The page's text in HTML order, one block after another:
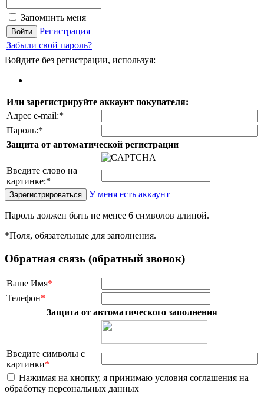
Запомнить меня
Регистрация
Забыли свой пароль?
Войдите без регистрации, используя:
Или зарегистрируйте аккаунт покупателя:
Адрес e-mail:*
Пароль:*
Защита от автоматической регистрации
Введите слово на
картинке:*
У меня есть аккаунт
Пароль должен быть не менее 6 символов длиной.
*Поля, обязательные для заполнения.
Обратная связь (обратный звонок)
Ваше Имя*
Телефон*
Защита от автоматического заполнения
Введите символы с
картинки*
Нажимая на кнопку, я принимаю условия соглашения на
обработку персональных данных